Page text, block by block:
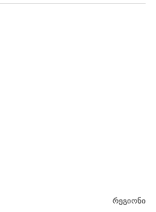
რეგიონი